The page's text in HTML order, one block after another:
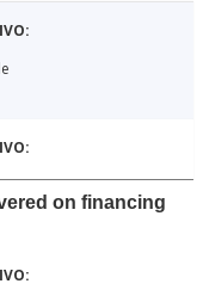
on financing